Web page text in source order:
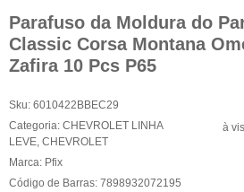
Parafuso da Moldura do
Classic Corsa Montana
Zafira 10 Pcs P65
Sku: 6010422BBEC29
Categoria: CHEVROLET LINHA
LEVE CHEVROLET
Marca: Pfix
Código de Barras: 7898932072195
à